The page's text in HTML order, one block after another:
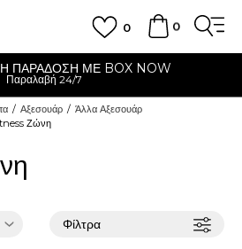
0
0
ΠΑΡΑΔΟΣΗ ΜΕ BOX NOW
Παραλαβή 24/7
Αξεσουάρ
Άλλα Αξεσουάρ
Ζώνη
Φίλτρα